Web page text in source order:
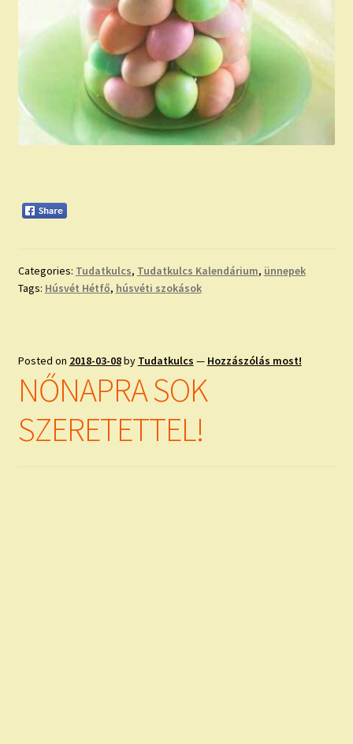
Categories: Tudatkulcs, Tudatkulcs Kalendárium, ünnepek
Tags: Húsvét Hétfő, húsvéti szokások
Posted on 2018-03-08by Tudatkulcs — Hozzászólás most!
NŐNAPRA SOK
SZERETETTEL!